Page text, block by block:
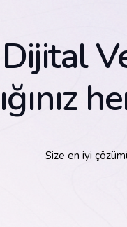
Dijital
Size en iyi